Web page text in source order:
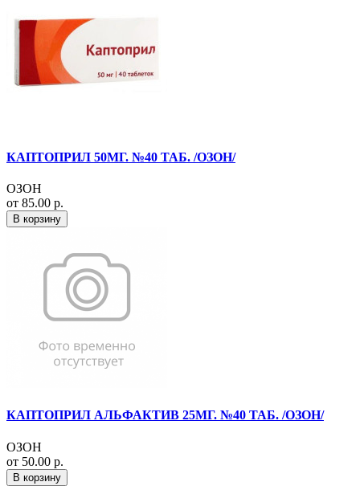
КАПТОПРИЛ 50МГ. №40 ТАБ. /ОЗОН/
ОЗОН
от 85.00 р.
В корзину
КАПТОПРИЛ АЛЬФАКТИВ 25МГ. №40 ТАБ. /ОЗОН/
ОЗОН
от 50.00 р.
В корзину